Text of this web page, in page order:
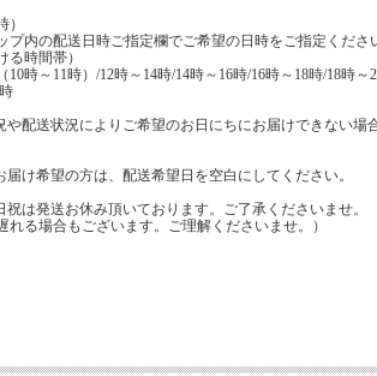
）
プ内の配送日時ご指定欄でご希望の日時をご指定くださ
る時間帯）
10時～11時）/12時～14時/14時～16時/16時～18時/18時～
配送状況によりご希望のお日にちにお届けできない場
け希望の方は、配送希望日を空白にしてください。
は発送お休み頂いております。ご了承くださいませ。
れる場合もございます。ご理解くださいませ。）